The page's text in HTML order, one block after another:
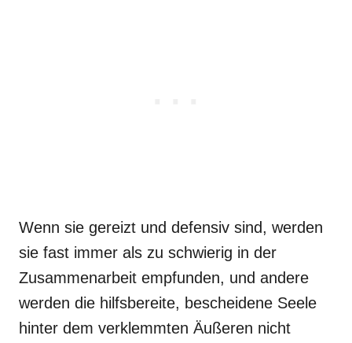
Wenn sie gereizt und defensiv sind, werden
sie fast immer als zu schwierig in der
Zusammenarbeit empfunden, und andere
werden die hilfsbereite, bescheidene Seele
hinter dem verklemmten Äußeren nicht